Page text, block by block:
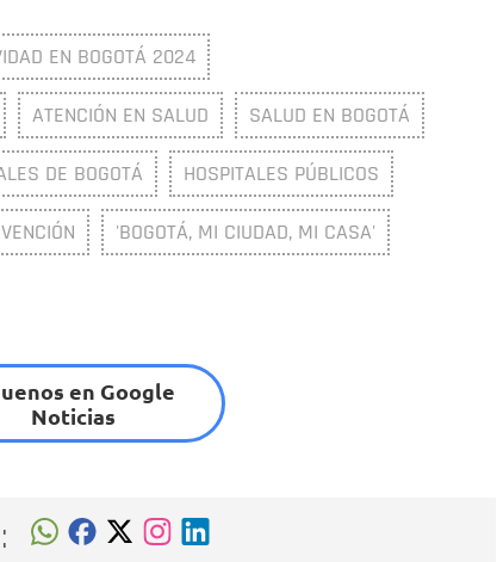
EN BOGOTÁ 2024
ATENCIÓN EN SALUD SALUD EN BOGOTÁ
DE BOGOTÁ HOSPITALES PÚBLICOS
'BOGOTÁ, MI CIUDAD, MI CASA'
en Google
Noticias